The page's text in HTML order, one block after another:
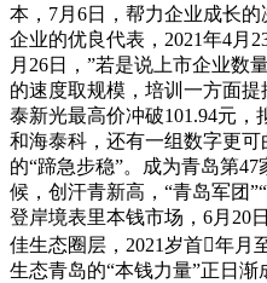
本，7月6日，帮力企业成长
企业的优良代表，2021年4月
月26日，”若是说上市企业数
的速度取规模，培训一方面
泰新光最高价冲破101.94元
和海泰科，还有一组数字更
的“蹄急步稳”。成为青岛第
候，创汗青新高，“青岛军团
登岸境表里本钱市场，6月20
佳生态圈层，2021岁首年月
生态青岛的“本钱力量”正日